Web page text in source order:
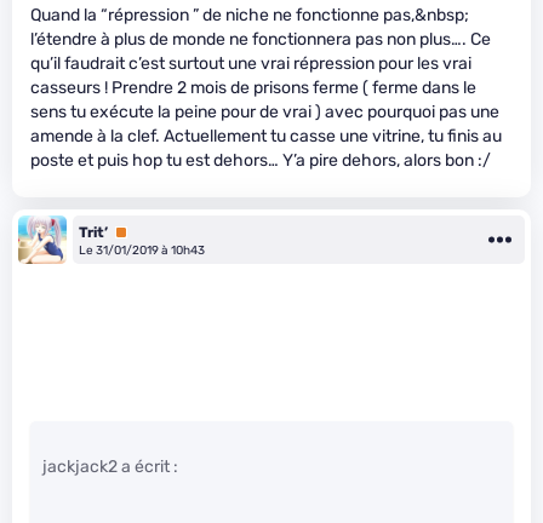
Quand la “répression ” de niche ne fonctionne pas,&nbsp;
l’étendre à plus de monde ne fonctionnera pas non plus…. Ce
qu’il faudrait c’est surtout une vrai répression pour les vrai
casseurs ! Prendre 2 mois de prisons ferme ( ferme dans le
sens tu exécute la peine pour de vrai ) avec pourquoi pas une
amende à la clef. Actuellement tu casse une vitrine, tu finis au
poste et puis hop tu est dehors… Y’a pire dehors, alors bon :/
Trit’ Premium
Le 31/01/2019 à 10h43
jackjack2 a écrit :